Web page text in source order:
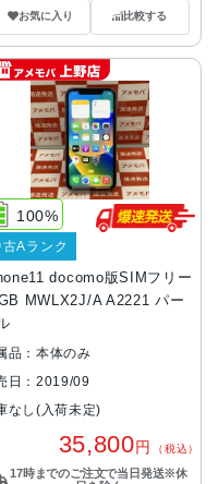
お気に入り 比較する
docomo版SIMフリー
MWLX2J/A A2221 パー
100%
古Aランク
品：本体のみ
日：2019/09
なし(入荷未定)
35,800円 （税込）
17時までのご注文で当日発送※休